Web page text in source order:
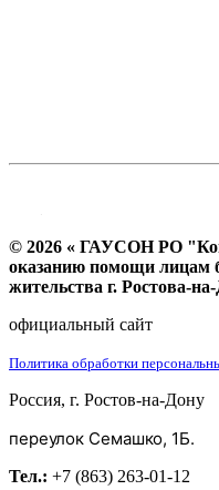
© 2026 « ГАУСОН РО
оказанию помощи лицам
жительства г. Ростова-
официальный сайт
Политика обработки
Россия, г. Ростов-на-Дону
переулок Семашко, 1Б.
Тел.: +7 (863) 263-01-12